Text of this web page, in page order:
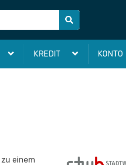
KREDIT KONTO
einem